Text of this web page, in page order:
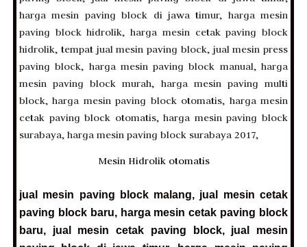
Mesin Hidrolik otomatis
jual mesin paving block malang, jual mesin cetak
paving block baru, harga mesin cetak paving block
baru, jual mesin cetak paving block, jual mesin